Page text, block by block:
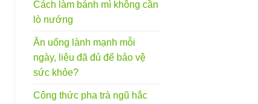
Cách làm bánh mì không cần
lò nướng
Ăn uống lành mạnh mỗi
ngày, liệu đã đủ để bảo vệ
sức khỏe?
Công thức pha trà ngũ hắc